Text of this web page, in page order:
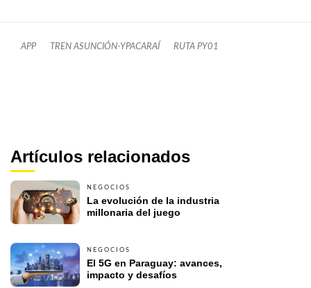
APP TREN ASUNCIÓN-YPACARAÍ RUTA PY01
Artículos relacionados
NEGOCIOS
La evolución de la industria
millonaria del juego
NEGOCIOS
El 5G en Paraguay: avances,
impacto y desafíos